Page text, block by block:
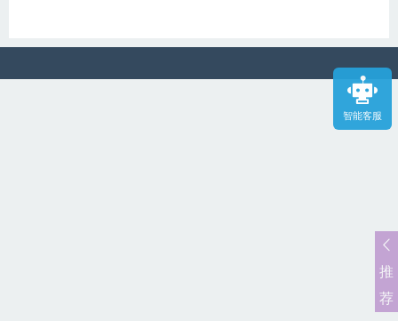
智能客服